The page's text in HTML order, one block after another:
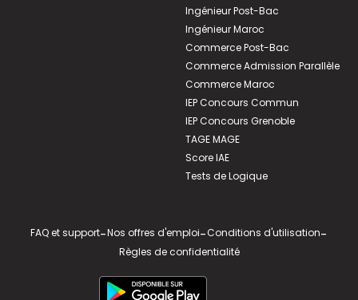
Ingénieur Post-Bac
Ingénieur Maroc
Commerce Post-Bac
Commerce Admission Parallèle
Commerce Maroc
IEP Concours Commun
IEP Concours Grenoble
TAGE MAGE
Score IAE
Tests de Logique
FAQ et support-Nos offres d'emploi-Conditions d'utilisation-
Règles de confidentialité